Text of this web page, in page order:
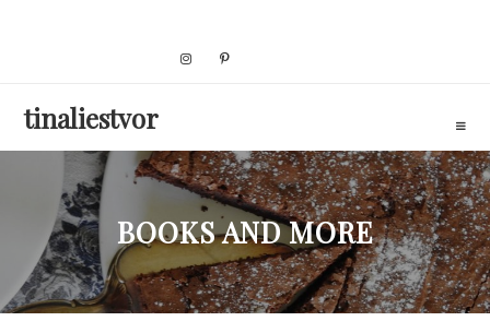
tinaliestvor
BOOKS AND MORE